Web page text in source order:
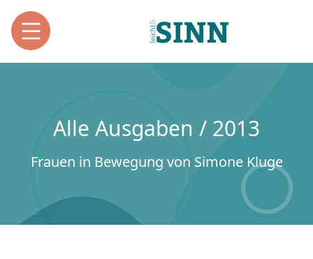
Alle Ausgaben / 2013
Frauen in Bewegung von Simone Kluge